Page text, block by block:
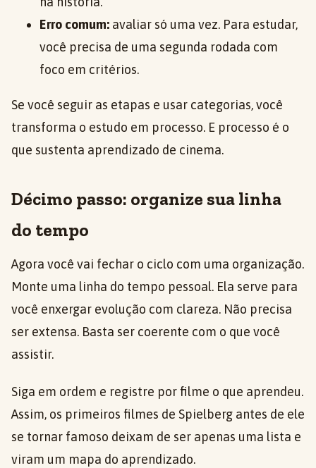
Erro comum: avaliar só uma vez. Para estudar,
você precisa de uma segunda rodada com
foco em critérios.
Se você seguir as etapas e usar categorias, você
transforma o estudo em processo. E processo é o
que sustenta aprendizado de cinema.
Décimo passo: organize sua linha
do tempo
Agora você vai fechar o ciclo com uma organização.
Monte uma linha do tempo pessoal. Ela serve para
você enxergar evolução com clareza. Não precisa
ser extensa. Basta ser coerente com o que você
assistir.
Siga em ordem e registre por filme o que aprendeu.
Assim, os primeiros filmes de Spielberg antes de ele
se tornar famoso deixam de ser apenas uma lista e
viram um mapa do aprendizado.